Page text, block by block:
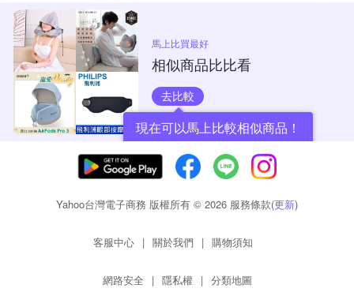
馬上比買最好
相似商品比比看
去比較
現在可以馬上比較相似商品！
Yahoo台灣電子商務 版權所有 © 2026 服務條款(更新)
客服中心 | 關於我們 | 購物須知
網路安全 | 隱私權 | 分類地圖